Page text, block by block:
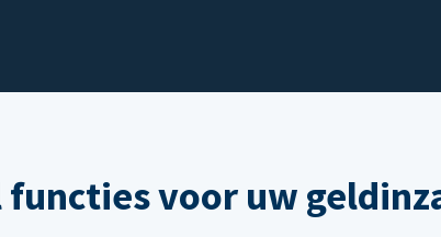
voor uw